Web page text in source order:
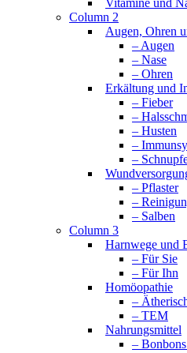
Vitamine und
Column 2
Augen, Ohren
– Augen
– Nase
– Ohren
Erkältung und
– Fieber
–
– Husten
–
–
– Pflaster
–
– Salben
Column 3
Harnwege und
– Für Sie
– Für Ihn
Homöopathie
–
– TEM
Nahrungsmittel
–